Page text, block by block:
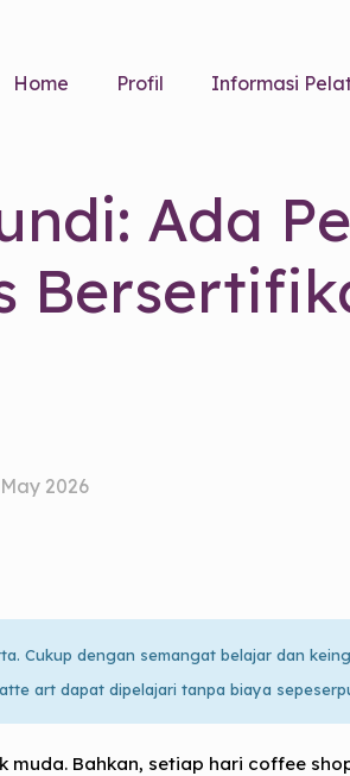
Home Profil Informasi
Ada
2026
Cukup dengan semangat belajar dan
art dapat dipelajari tanpa biaya
muda. Bahkan, setiap hari coffee